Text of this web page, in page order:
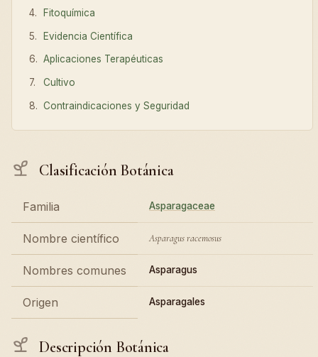
Fitoquímica
Evidencia Científica
Aplicaciones Terapéuticas
Cultivo
Contraindicaciones y Seguridad
Clasificación Botánica
Familia Asparagaceae
Nombre científico Asparagus racemosus
Nombres comunes Asparagus
Origen Asparagales
Descripción Botánica